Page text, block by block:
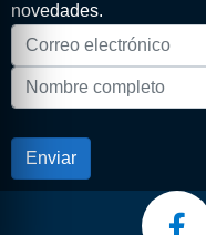
novedades.